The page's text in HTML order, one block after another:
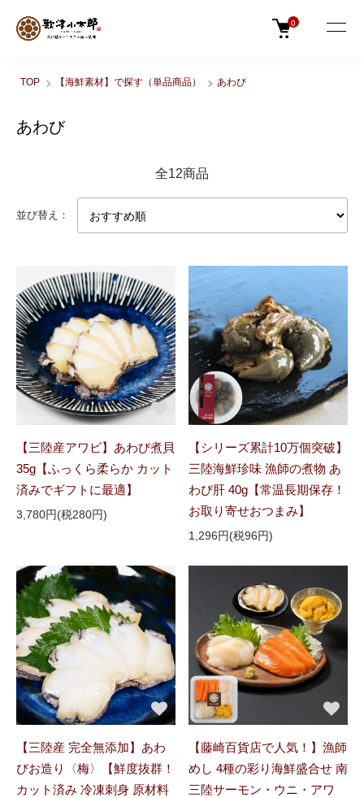
0
TOP 【海鮮素材】で探す（単品商品） あわび
あわび
全12商品
並び替え：
【三陸産アワビ】あわび煮貝
35g【ふっくら柔らか カット
済みでギフトに最適】
3,780円(税280円)
【シリーズ累計10万個突破】
三陸海鮮珍味 漁師の煮物 あ
わび肝 40g【常温長期保存！
お取り寄せおつまみ】
1,296円(税96円)
【三陸産 完全無添加】あわ
びお造り〈梅〉【鮮度抜群！
カット済み 冷凍刺身 原材料
【藤崎百貨店で人気！】漁師
めし 4種の彩り海鮮盛合せ 南
三陸サーモン・ウニ・アワ